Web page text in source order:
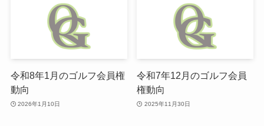
令和8年1月のゴルフ会員権
動向
2026年1月10日
令和7年12月のゴルフ会員
権動向
2025年11月30日